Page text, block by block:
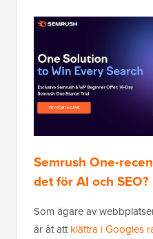
Semrush One-
det för AI och SEO?
Som ägare av
år åt attklättra i Googles